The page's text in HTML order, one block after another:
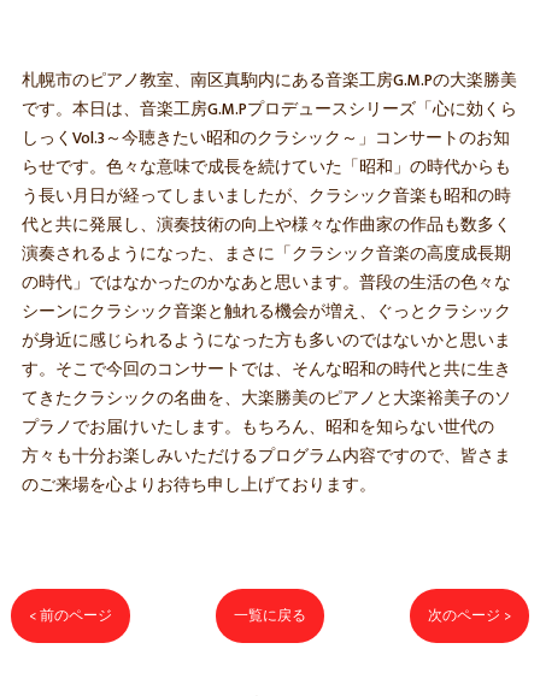
札幌市のピアノ教室、南区真駒内にある音楽工房G.M.Pの大楽勝美
です。本日は、音楽工房G.M.Pプロデュースシリーズ「心に効くら
しっくVol.3～今聴きたい昭和のクラシック～」コンサートのお知
らせです。色々な意味で成長を続けていた「昭和」の時代からも
う長い月日が経ってしまいましたが、クラシック音楽も昭和の時
代と共に発展し、演奏技術の向上や様々な作曲家の作品も数多く
演奏されるようになった、まさに「クラシック音楽の高度成長期
の時代」ではなかったのかなあと思います。普段の生活の色々な
シーンにクラシック音楽と触れる機会が増え、ぐっとクラシック
が身近に感じられるようになった方も多いのではないかと思いま
す。そこで今回のコンサートでは、そんな昭和の時代と共に生き
てきたクラシックの名曲を、大楽勝美のピアノと大楽裕美子のソ
プラノでお届けいたします。もちろん、昭和を知らない世代の
方々も十分お楽しみいただけるプログラム内容ですので、皆さま
のご来場を心よりお待ち申し上げております。
< 前のページ 一覧に戻る 次のページ >